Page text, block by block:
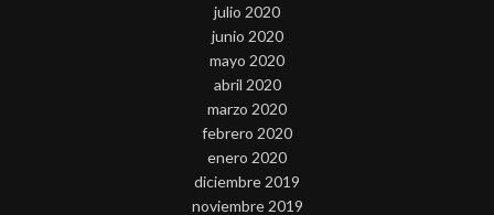
julio 2020
junio 2020
mayo 2020
abril 2020
marzo 2020
febrero 2020
enero 2020
diciembre 2019
noviembre 2019